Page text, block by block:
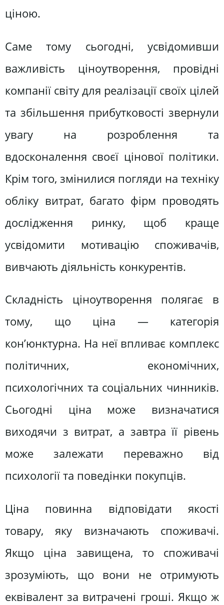
ціною.
Саме тому сьогодні, усвідомивши
важливість ціноутворення, провідні
компанії світу для реалізації своїх цілей
та збільшення прибутковості звернули
увагу на розроблення та
вдосконалення своєї цінової політики.
Крім того, змінилися погляди на техніку
обліку витрат, багато фірм проводять
дослідження ринку, щоб краще
усвідомити мотивацію споживачів,
вивчають діяльність конкурентів.
Складність ціноутворення полягає в
тому, що ціна — категорія
кон’юнктурна. На неї впливає комплекс
політичних, економічних,
психологічних та соціальних чинників.
Сьогодні ціна може визначатися
виходячи з витрат, а завтра її рівень
може залежати переважно від
психології та поведінки покупців.
Ціна повинна відповідати якості
товару, яку визначають споживачі.
Якщо ціна завищена, то споживачі
зрозуміють, що вони не отримують
еквівалент за витрачені гроші. Якщо ж